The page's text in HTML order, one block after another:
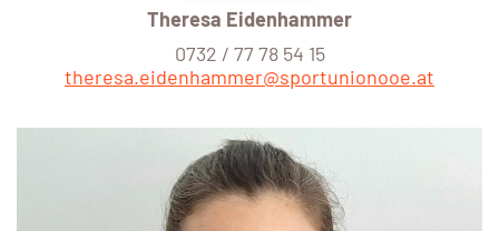
Theresa Eidenhammer
0732 / 77 78 54 15
theresa.eidenhammer@sportunionooe.at